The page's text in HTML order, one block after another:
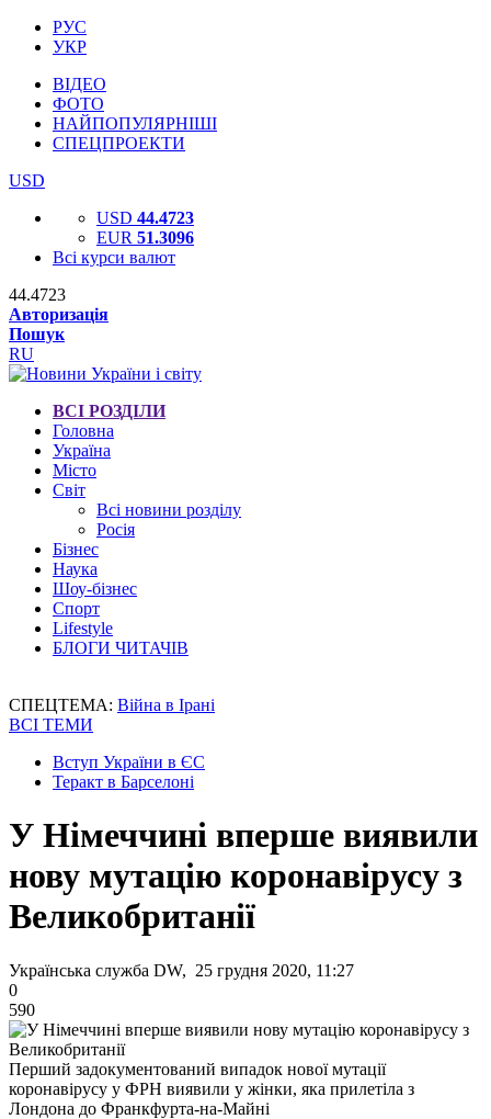
РУС
УКР
ВІДЕО
ФОТО
НАЙПОПУЛЯРНІШІ
СПЕЦПРОЕКТИ
USD
USD 44.4723
EUR 51.3096
Всі курси валют
44.4723
Авторизація
Пошук
RU
ВСІ РОЗДІЛИ
Головна
Україна
Місто
Світ
Всі новини розділу
Росія
Бізнес
Наука
Шоу-бізнес
Спорт
Lifestyle
БЛОГИ ЧИТАЧІВ
СПЕЦТЕМА: Війна в Ірані
ВСІ ТЕМИ
Вступ України в ЄС
Теракт в Барселоні
У Німеччині вперше виявили
нову мутацію коронавірусу з
Великобританії
Українська служба DW, 25 грудня 2020, 11:27
0
590
Перший задокументований випадок нової мутації
коронавірусу у ФРН виявили у жінки, яка прилетіла з
Лондона до Франкфурта-на-Майні